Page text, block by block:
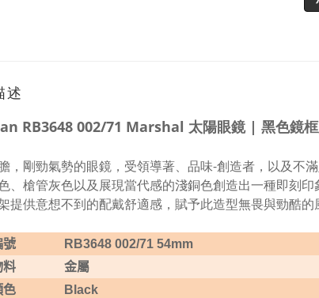
述
RB3648 002/71 Marshal 太陽眼鏡 | 黑色鏡
，剛勁氣勢的眼鏡，受領導著、品味-創造者，以及不
、槍管灰色以及展現當代感的淺銅色創造出一種即刻
提供意想不到的配戴舒適感，賦予此造型無畏與勁酷的
號
RB3648 002/71 54mm
料
金屬
色
Black